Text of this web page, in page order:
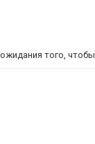
того, чтобы